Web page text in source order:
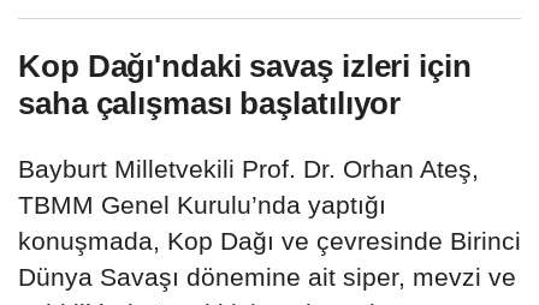
Kop Dağı'ndaki savaş izleri için
saha çalışması başlatılıyor
Bayburt Milletvekili Prof. Dr. Orhan Ateş,
TBMM Genel Kurulu’nda yaptığı
konuşmada, Kop Dağı ve çevresinde Birinci
Dünya Savaşı dönemine ait siper, mevzi ve